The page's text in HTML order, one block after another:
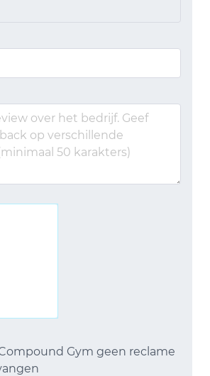
Gym geen reclame